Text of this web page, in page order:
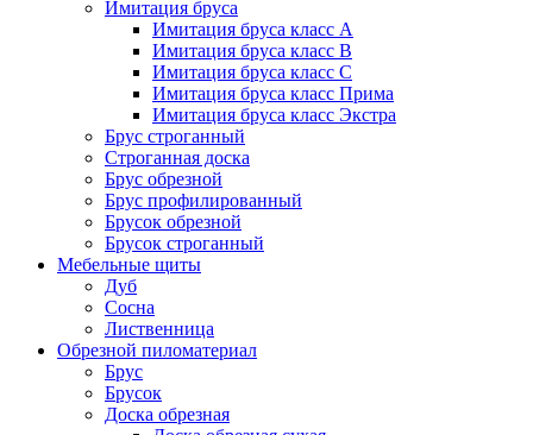
Имитация бруса
Имитация бруса класс А
Имитация бруса класс B
Имитация бруса класс C
Имитация бруса класс Прима
Имитация бруса класс Экстра
Брус строганный
Строганная доска
Брус обрезной
Брус профилированный
Брусок обрезной
Брусок строганный
Мебельные щиты
Дуб
Сосна
Лиственница
Обрезной пиломатериал
Брус
Брусок
Доска обрезная